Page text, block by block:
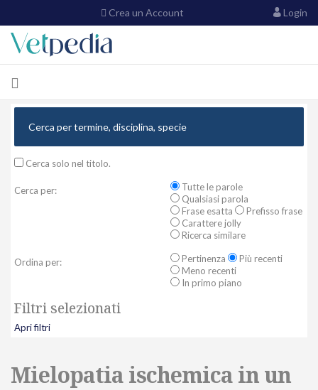
Crea un Account Login
Cerca solo nel titolo.
Cerca per:
Tutte le parole
Qualsiasi parola
Frase esatta
Prefisso frase
Carattere jolly
Ricerca similare
Ordina per: Pertinenza
Più recenti
Meno recenti
In primo piano
Filtri selezionati
Apri filtri
Mielopatia ischemica in un